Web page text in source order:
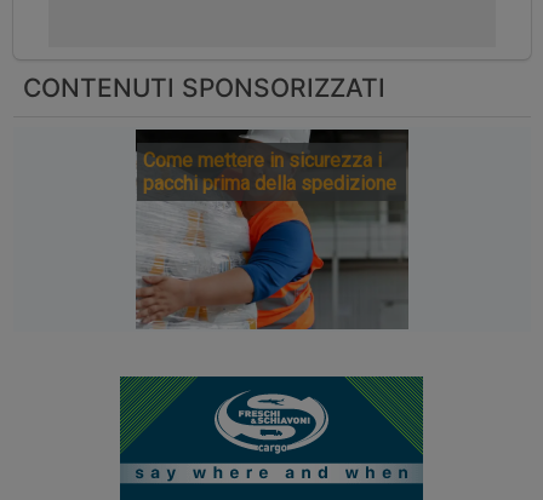
CONTENUTI SPONSORIZZATI
Come mettere in sicurezza i
pacchi prima della spedizione